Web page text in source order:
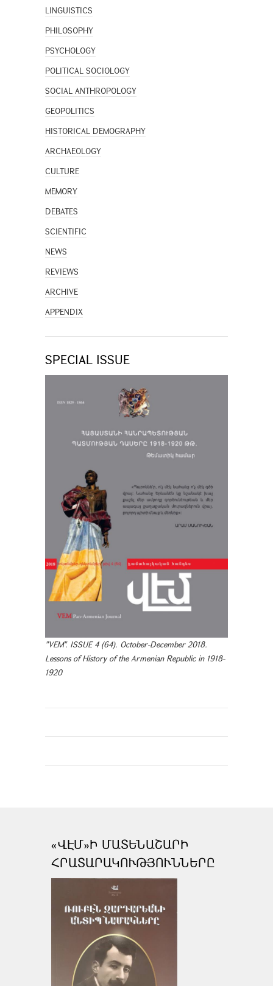
LINGUISTICS
PHILOSOPHY
PSYCHOLOGY
POLITICAL SOCIOLOGY
SOCIAL ANTHROPOLOGY
GEOPOLITICS
HISTORICAL DEMOGRAPHY
ARCHAEOLOGY
CULTURE
MEMORY
DEBATES
SCIENTIFIC
NEWS
REVIEWS
ARCHIVE
APPENDIX
SPECIAL ISSUE
"VEM". ISSUE 4 (64). October-December 2018.
Lessons of History of the Armenian Republic in 1918-
1920
«ՎԷՄ»Ի ՄԱՏԵՆԱՇԱՐԻ
ՀՐԱՏԱՐԱԿՈՒԹՅՈՒՆՆԵՐԸ